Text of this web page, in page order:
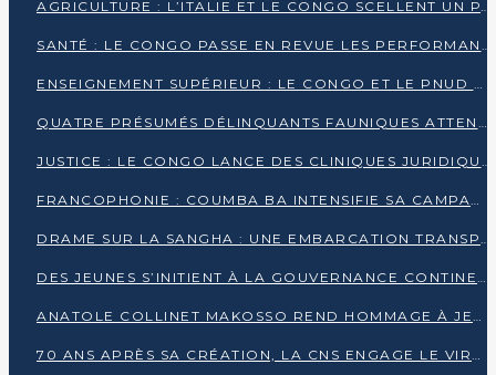
AGRICULTURE : L’ITALIE ET LE CONGO SCELLENT UN PARTENARIAT POUR UNE PRODUCTION LOCALE DURABLE
SANTÉ : LE CONGO PASSE EN REVUE LES PERFORMANCES DE SES HÔPITAUX À MI-PARCOURS
ENSEIGNEMENT SUPÉRIEUR : LE CONGO ET LE PNUD VEULENT RAPPROCHER LA FORMATION UNIVERSITAIRE DES BESOINS DU MARCHÉ DE L’EMPLOI
QUATRE PRÉSUMÉS DÉLINQUANTS FAUNIQUES ATTENDUS DEVANT LA JUSTICE POUR TRAFIC D’IVOIRE
JUSTICE : LE CONGO LANCE DES CLINIQUES JURIDIQUES POUR RAPPROCHER LE DROIT DES CITOYENS
FRANCOPHONIE : COUMBA BA INTENSIFIE SA CAMPAGNE POUR LA SUCCESSION À LA TÊTE DE L’OIF
DRAME SUR LA SANGHA : UNE EMBARCATION TRANSPORTANT DES FIDÈLES DE « NZAMBÉ YA L’HUILE » FAIT NAUFRAGE À OUESSO
DES JEUNES S’INITIENT À LA GOUVERNANCE CONTINENTALE À BRAZZAVILLE
ANATOLE COLLINET MAKOSSO REND HOMMAGE À JEAN-PAUL PIGASSE
70 ANS APRÈS SA CRÉATION, LA CNS ENGAGE LE VIRAGE DE LA DIGITALISATION